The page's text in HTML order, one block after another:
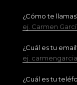
¿Cómo te
ej. Carmen
¿Cuál es tu
ej.
¿Cuál es tu